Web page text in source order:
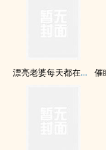
漂亮老婆每天都在钓我【双/1v1】